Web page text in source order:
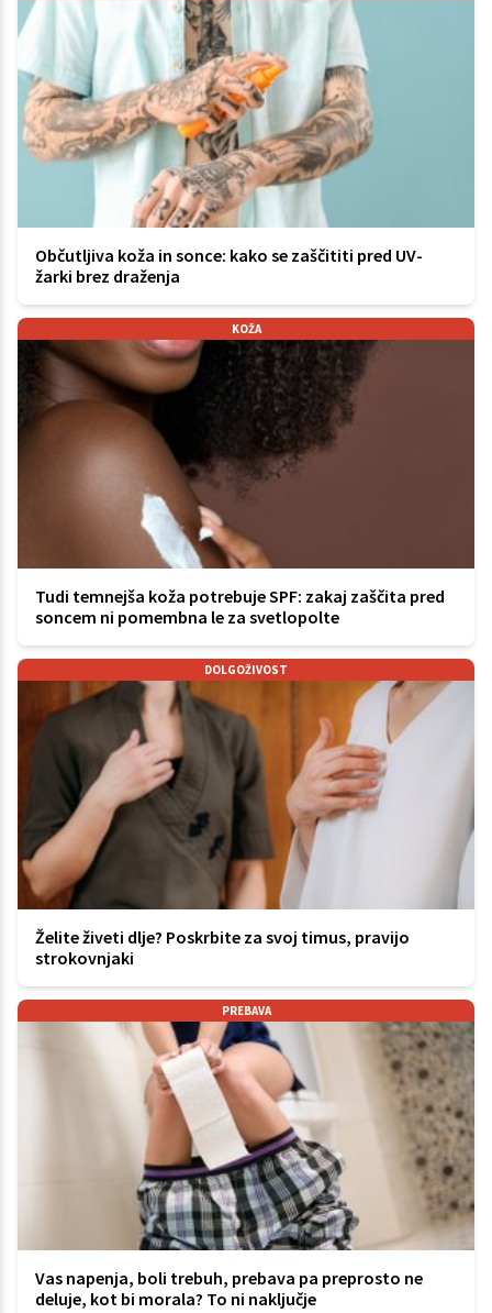
Občutljiva koža in sonce: kako se zaščititi pred UV-
žarki brez draženja
KOŽA
Tudi temnejša koža potrebuje SPF: zakaj zaščita pred
soncem ni pomembna le za svetlopolte
DOLGOŽIVOST
Želite živeti dlje? Poskrbite za svoj timus, pravijo
strokovnjaki
PREBAVA
Vas napenja, boli trebuh, prebava pa preprosto ne
deluje, kot bi morala? To ni naključje